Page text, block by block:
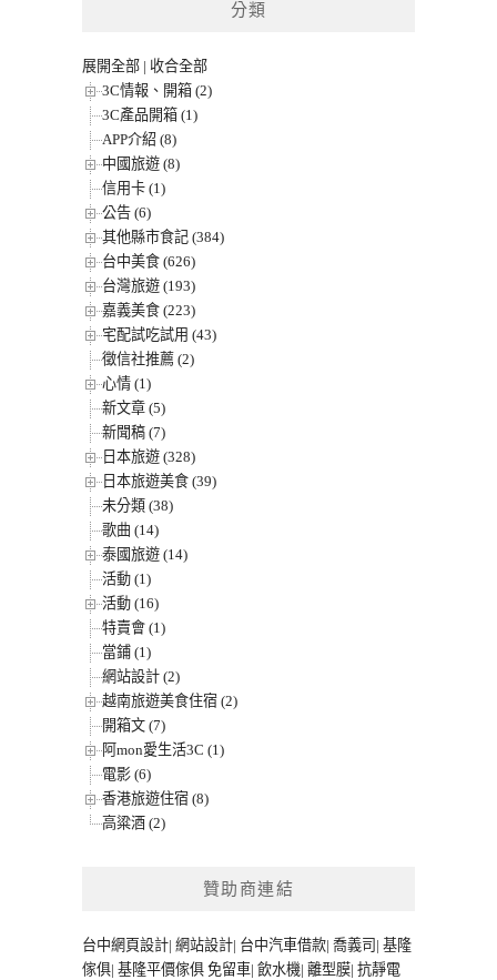
分類
展開全部 | 收合全部
3C情報、開箱 (2)
3C產品開箱 (1)
APP介紹 (8)
中國旅遊 (8)
信用卡 (1)
公告 (6)
其他縣市食記 (384)
台中美食 (626)
台灣旅遊 (193)
嘉義美食 (223)
宅配試吃試用 (43)
徵信社推薦 (2)
心情 (1)
新文章 (5)
新聞稿 (7)
日本旅遊 (328)
日本旅遊美食 (39)
未分類 (38)
歌曲 (14)
泰國旅遊 (14)
活動 (1)
活動 (16)
特賣會 (1)
當鋪 (1)
網站設計 (2)
越南旅遊美食住宿 (2)
開箱文 (7)
阿mon愛生活3C (1)
電影 (6)
香港旅遊住宿 (8)
高粱酒 (2)
贊助商連結
台中網頁設計| 網站設計| 台中汽車借款| 喬義司 | 基隆
傢俱| 基隆平價傢俱 免留車| 飲水機| 離型膜| 抗靜電